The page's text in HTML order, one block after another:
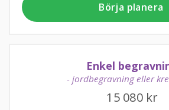
Börja planera
Enkel
- jordbegravning eller
15 080 kr